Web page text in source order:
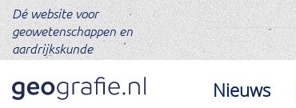
Dé website voor
geowetenschappen en
aardrijkskunde
Nieuws